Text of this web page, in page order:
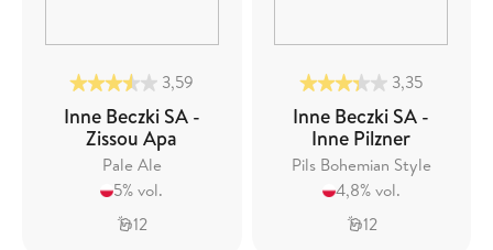
3,59
Inne Beczki SA -
Zissou Apa
Pale Ale
5% vol.
12
3,35
Inne Beczki SA -
Inne Pilzner
Pils Bohemian Style
4,8% vol.
12